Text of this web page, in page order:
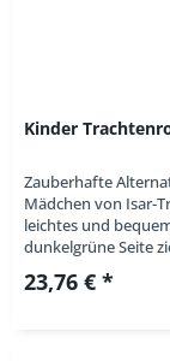
Kinder
Zauberhafte
Mädchen von Isar-
leichtes und
dunkelgrüne Seite
23,76 € *